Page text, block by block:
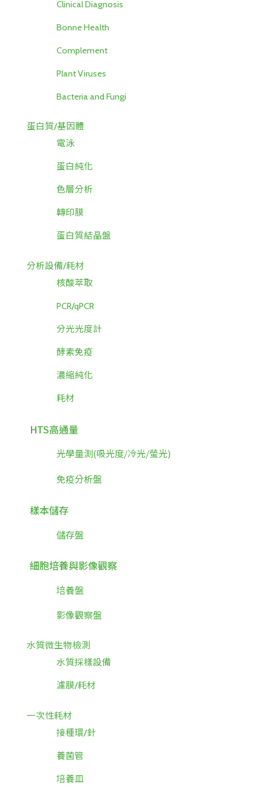
Clinical Diagnosis
Bonne Health
Complement
Plant Viruses
Bacteria and Fungi
蛋白質/基因體
電泳
蛋白純化
色層分析
轉印膜
蛋白質結晶盤
分析設備/耗材
核酸萃取
PCR/qPCR
分光光度計
酵素免疫
濃縮純化
耗材
HTS高通量
光學量測(吸光度/冷光/螢光)
免疫分析盤
樣本儲存
儲存盤
細胞培養與影像觀察
培養盤
影像觀察盤
水質微生物檢測
水質採樣設備
濾膜/耗材
一次性耗材
接種環/針
養菌管
培養皿